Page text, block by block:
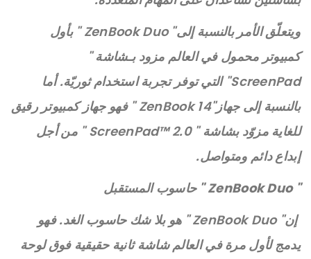
ويتعلّق الأمر بالنسبة إلى" ZenBook Duo " بأول
كمبيوتر محمول في العالم مزود بـشاشة "
ScreenPad" التي توفر تجربة استخدام ثوريّة. أما
بالنسبة إلى جهاز"ZenBook 14 " فهو جهاز كمبيوتر رقيق
للغاية مزوّد بشاشة " ScreenPad™ 2.0 " من أجل
إبداع دائم ومتواصل.
" ZenBook Duo "
حاسوب المستقبل
إن" ZenBook Duo " هو بلا شك حاسوب الغد. فهو
يدمج لأول مرة في العالم شاشة ثانية حقيقية فوق لوحة